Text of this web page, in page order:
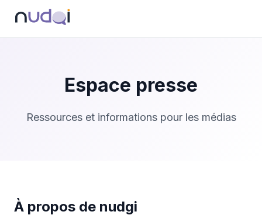
Espace presse
Ressources et informations pour les médias
À propos de nudgi